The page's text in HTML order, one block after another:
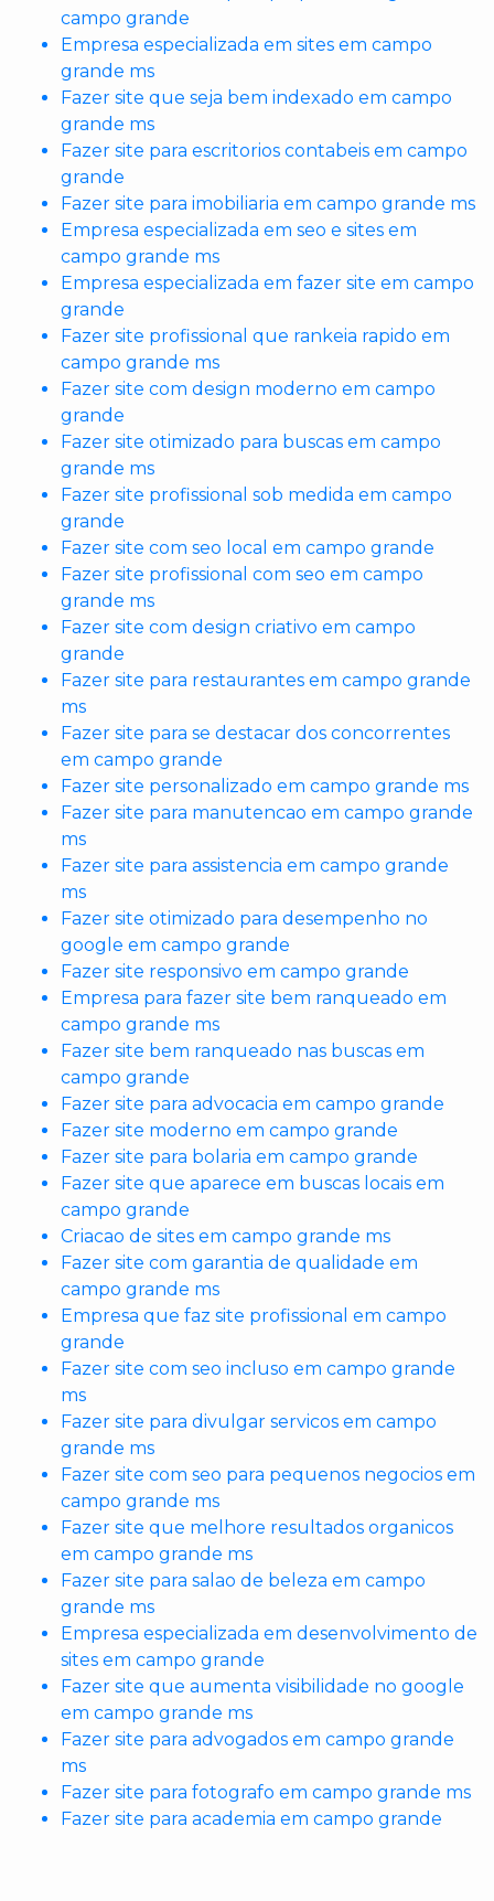
campo grande
Empresa especializada em sites em campo
grande ms
Fazer site que seja bem indexado em campo
grande ms
Fazer site para escritorios contabeis em campo
grande
Fazer site para imobiliaria em campo grande ms
Empresa especializada em seo e sites em
campo grande ms
Empresa especializada em fazer site em campo
grande
Fazer site profissional que rankeia rapido em
campo grande ms
Fazer site com design moderno em campo
grande
Fazer site otimizado para buscas em campo
grande ms
Fazer site profissional sob medida em campo
grande
Fazer site com seo local em campo grande
Fazer site profissional com seo em campo
grande ms
Fazer site com design criativo em campo
grande
Fazer site para restaurantes em campo grande
ms
Fazer site para se destacar dos concorrentes
em campo grande
Fazer site personalizado em campo grande ms
Fazer site para manutencao em campo grande
ms
Fazer site para assistencia em campo grande
ms
Fazer site otimizado para desempenho no
google em campo grande
Fazer site responsivo em campo grande
Empresa para fazer site bem ranqueado em
campo grande ms
Fazer site bem ranqueado nas buscas em
campo grande
Fazer site para advocacia em campo grande
Fazer site moderno em campo grande
Fazer site para bolaria em campo grande
Fazer site que aparece em buscas locais em
campo grande
Criacao de sites em campo grande ms
Fazer site com garantia de qualidade em
campo grande ms
Empresa que faz site profissional em campo
grande
Fazer site com seo incluso em campo grande
ms
Fazer site para divulgar servicos em campo
grande ms
Fazer site com seo para pequenos negocios em
campo grande ms
Fazer site que melhore resultados organicos
em campo grande ms
Fazer site para salao de beleza em campo
grande ms
Empresa especializada em desenvolvimento de
sites em campo grande
Fazer site que aumenta visibilidade no google
em campo grande ms
Fazer site para advogados em campo grande
ms
Fazer site para fotografo em campo grande ms
Fazer site para academia em campo grande